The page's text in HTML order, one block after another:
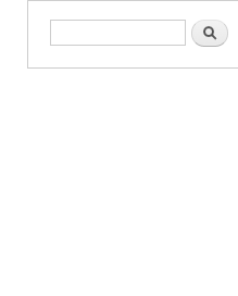
Search form Search